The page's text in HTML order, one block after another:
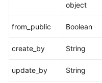
系
权
object
from_public Boolean
create_by String
update_by String